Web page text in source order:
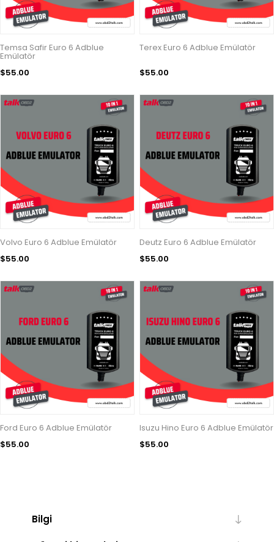
Temsa Safir Euro 6 Adblue
Emülatör
$55.00
Terex Euro 6 Adblue Emülatör
$55.00
Volvo Euro 6 Adblue Emülatör
$55.00
Deutz Euro 6 Adblue Emülatör
$55.00
Ford Euro 6 Adblue Emülatör
$55.00
Isuzu Hino Euro 6 Adblue Emülatör
$55.00
Bilgi